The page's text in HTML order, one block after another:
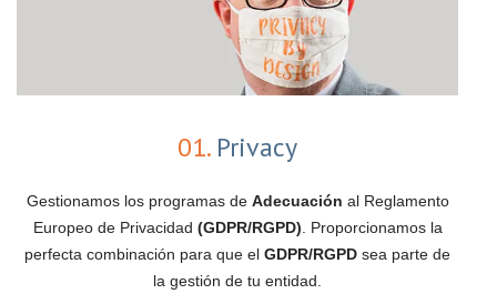
01.Privacy
Gestionamos los programas de Adecuación al Reglamento
Europeo de Privacidad (GDPR/RGPD). Proporcionamos la
perfecta combinación para que el GDPR/RGPD sea parte de
la gestión de tu entidad.